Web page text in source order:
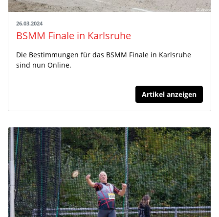
26.03.2024
BSMM Finale in Karlsruhe
Die Bestimmungen für das BSMM Finale in Karlsruhe
sind nun Online.
Artikel anzeigen